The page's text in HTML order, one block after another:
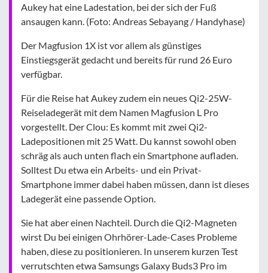
Aukey hat eine Ladestation, bei der sich der Fuß
ansaugen kann. (Foto: Andreas Sebayang / Handyhase)
Der Magfusion 1X ist vor allem als günstiges
Einstiegsgerät gedacht und bereits für rund 26 Euro
verfügbar.
Für die Reise hat Aukey zudem ein neues Qi2-25W-
Reiseladegerät mit dem Namen Magfusion L Pro
vorgestellt. Der Clou: Es kommt mit zwei Qi2-
Ladepositionen mit 25 Watt. Du kannst sowohl oben
schräg als auch unten flach ein Smartphone aufladen.
Solltest Du etwa ein Arbeits- und ein Privat-
Smartphone immer dabei haben müssen, dann ist dieses
Ladegerät eine passende Option.
Sie hat aber einen Nachteil. Durch die Qi2-Magneten
wirst Du bei einigen Ohrhörer-Lade-Cases Probleme
haben, diese zu positionieren. In unserem kurzen Test
verrutschten etwa Samsungs Galaxy Buds3 Pro im